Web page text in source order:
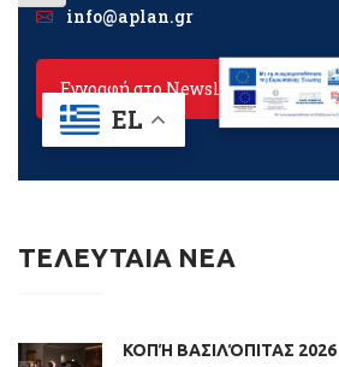
ΤΕΛΕΥΤΑΙΑ ΝΕΑ
ΚΟΠΉ ΒΑΣΙΛΌΠΙΤΑΣ 2026